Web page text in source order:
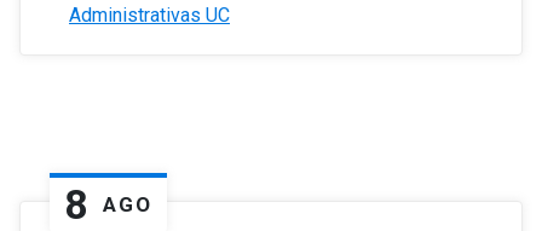
Administrativas UC
8 AGO